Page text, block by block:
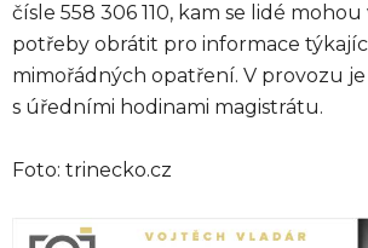
čísle 558 306 110, kam se lidé
potřeby obrátit pro informace
mimořádných opatření. V provozu
s úředními hodinami magistrátu.
Foto: trinecko.cz